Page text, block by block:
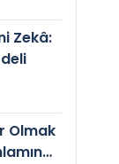
Zekâ:
Olmak